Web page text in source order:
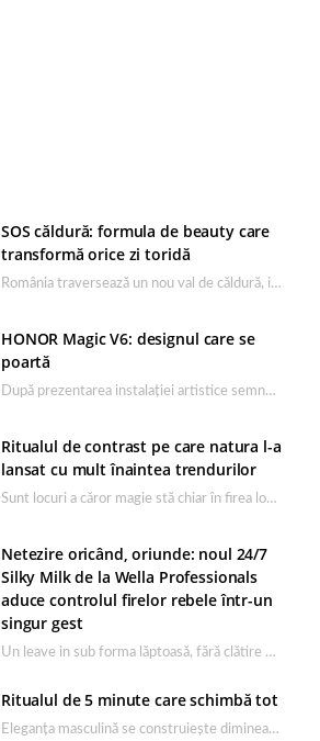
SOS căldură: formula de beauty care
transformă orice zi toridă
România traversează un nou val de căldură, iar rutina de îngrijire capătă un rol esențial…
HONOR Magic V6: designul care se
poartă
După prezentarea instalației artistice semnată de Catrinel Săbăciag în cadrul evenimentului de lansare HONOR Magic…
Ritualul de contrast pe care natura l-a
lansat cu mult înaintea trendurilor
Sunt locuri a căror magie stă chiar în firea lor naturală, iar Lacul Ursu din…
Netezire oricând, oriunde: noul 24/7
Silky Milk de la Wella Professionals
aduce controlul firelor rebele într-un
singur gest
Un leave in sub forma lăptoasă, fără clătire care completează rutina Ultimate Smooth și transformă…
Ritualul de 5 minute care schimbă tot
Eleganța masculină se construiește dimineața, în câteva minute și cu produsele potrivite. O rutină de…